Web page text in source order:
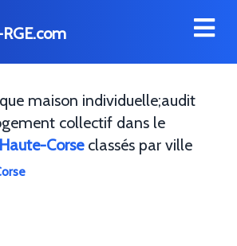
maison individuelle;audit
collectif dans le
Haute-Corseclassés par ville